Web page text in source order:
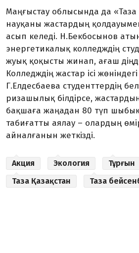
Маңғыстау облысында да «Таза
науқаны жастардың
асып келеді. Н.Бекбосынов
энергетикалық колледждің
жуық қоқысты жинап, ағаш
Колледждің жастар ісі
Г.Елдесбаева студенттердің
ризашылық білдірсе, жастардың
бақшаға жаңадан 80 түп шыбық
табиғатты аялау – олардың
айналғанын жеткізді.
Акция Экология
Тұрғын
Таза Қазақстан
Таза